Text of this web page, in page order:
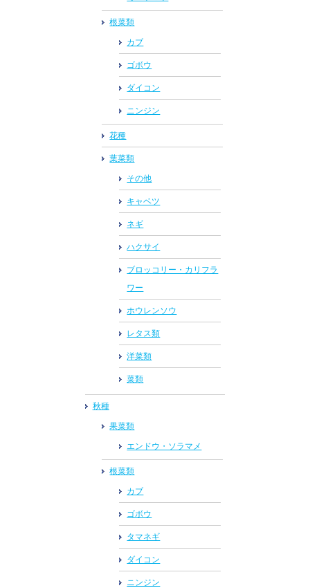
根菜類
カブ
ゴボウ
ダイコン
ニンジン
花種
葉菜類
その他
キャベツ
ネギ
ハクサイ
ブロッコリー・カリフラ
ワー
ホウレンソウ
レタス類
洋菜類
菜類
秋種
果菜類
エンドウ・ソラマメ
根菜類
カブ
ゴボウ
タマネギ
ダイコン
ニンジン